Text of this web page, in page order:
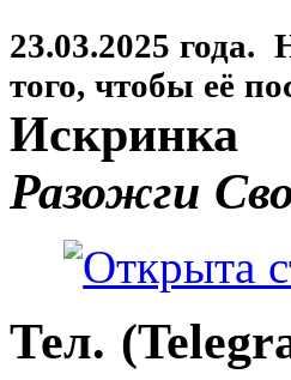
23.03.2025 года.
того, чтобы её
Искринка
Разожги
Тел.